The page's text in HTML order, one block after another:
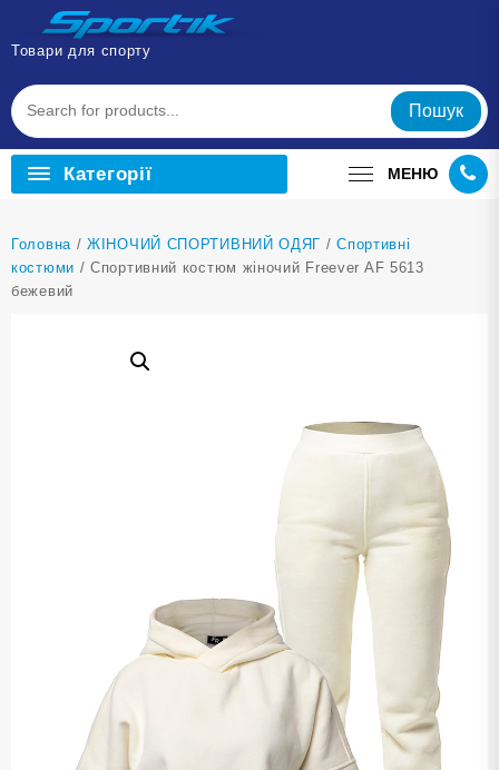
Перейти
вмісту
Товари для спорту
Пошук
Категорії МЕНЮ
Головна /ЖІНОЧИЙ СПОРТИВНИЙ ОДЯГ /Cпортивні
костюми / Спортивний костюм жіночий Freever AF 5613
бежевий